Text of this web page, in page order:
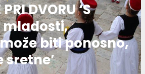
DVORU ‘S
biti ponosno,
sretne’